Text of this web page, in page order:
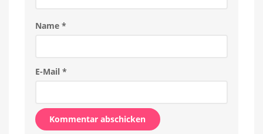
Name *
E-Mail *